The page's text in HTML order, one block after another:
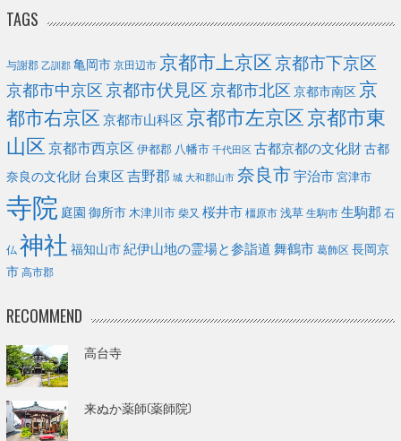
TAGS
与謝郡 乙訓郡 亀岡市 京田辺市 京都市上京区京都市下京区
京都市中京区京都市伏見区京都市北区 京都市南区 京
都市右京区 京都市山科区 京都市左京区京都市東
山区京都市西京区 伊都郡 八幡市 千代田区 古都京都の文化財古都
奈良の文化財 台東区 吉野郡 城 大和郡山市 奈良市宇治市 宮津市
寺院 庭園 御所市 木津川市 柴又 桜井市 橿原市 浅草 生駒市 生駒郡 石
仏 神社 福知山市紀伊山地の霊場と参詣道 舞鶴市 葛飾区 長岡京
市 高市郡
RECOMMEND
高台寺
来ぬか薬師(薬師院)